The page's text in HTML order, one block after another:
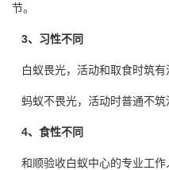
节。
3、习性不同
白蚁畏光，活动和取食时筑有
蚂蚁不畏光，活动时普通不筑
4、食性不同
和顺验收白蚁中心的专业工